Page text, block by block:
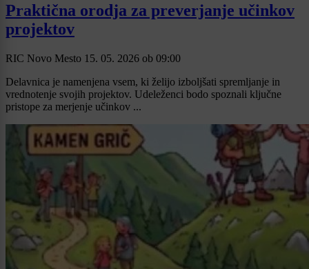
Praktična orodja za preverjanje učinkov
projektov
RIC Novo Mesto 15. 05. 2026 ob 09:00
Delavnica je namenjena vsem, ki želijo izboljšati spremljanje in
vrednotenje svojih projektov. Udeleženci bodo spoznali ključne
pristope za merjenje učinkov ...